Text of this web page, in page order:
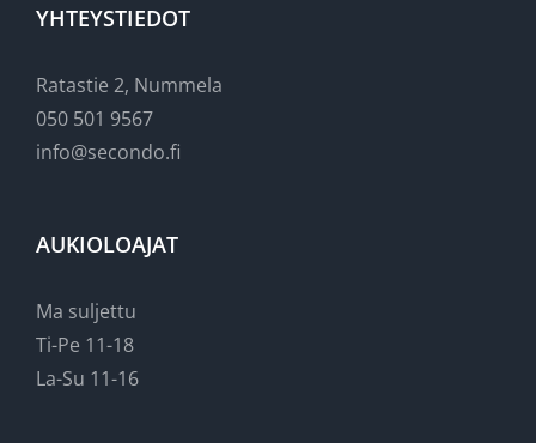
YHTEYSTIEDOT
Ratastie 2, Nummela
050 501 9567
info@secondo.fi
AUKIOLOAJAT
Ma suljettu
Ti-Pe 11-18
La-Su 11-16